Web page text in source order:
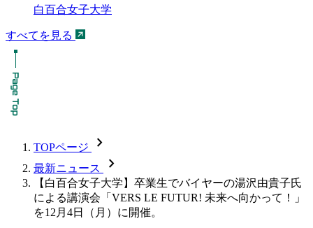
白百合女子大学
すべてを見る
TOPページ chevron_forward
最新ニュース chevron_forward
【白百合女子大学】卒業生でバイヤーの湯沢由貴子氏
による講演会「VERS LE FUTUR! 未来へ向かって！」
を12月4日（月）に開催。